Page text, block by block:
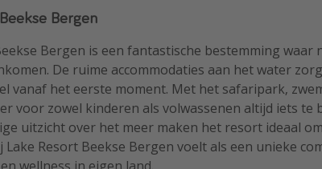
Bergen
Bergen is een fantastische bestemming
De ruime accommodaties aan het water
vanaf het eerste moment. Met het safaripark,
voor zowel kinderen als volwassenen altijd iets te
uitzicht over het meer maken het resort ideaal
Lake Resort Beekse Bergen voelt als een unieke